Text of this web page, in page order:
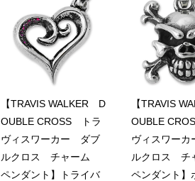
【TRAVIS WALKER D
OUBLE CROSS トラ
ヴィスワーカー ダブ
ルクロス チャーム
ペンダント】トライバ
【TRAVIS
OUBLE
ヴィスワー
ルクロス チ
ペンダント】